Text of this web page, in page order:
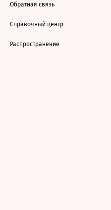
Обратная связь
Справочный центр
Распространение